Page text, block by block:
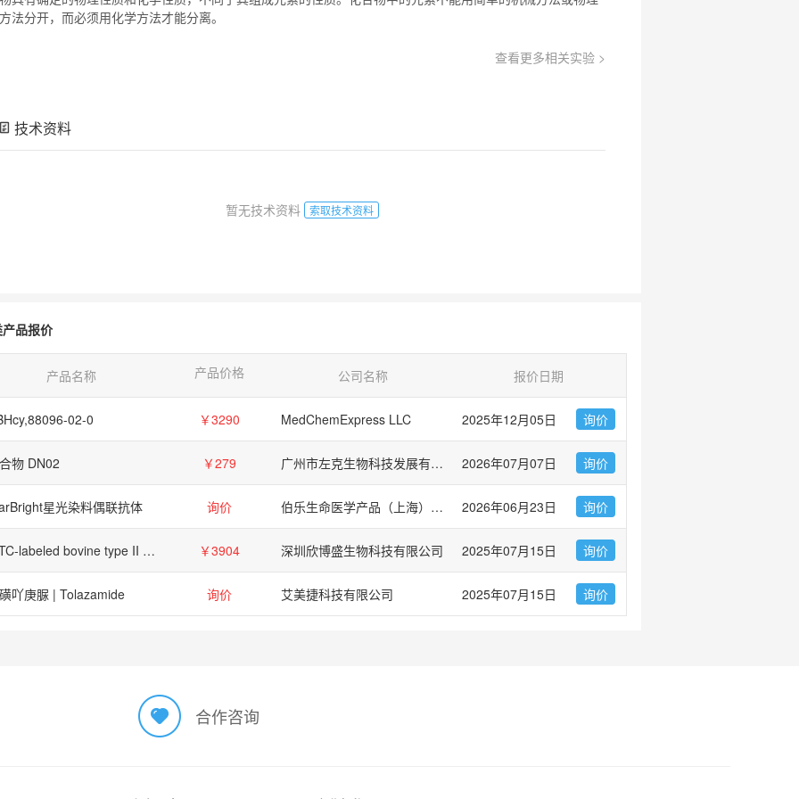
方法分开，而必须用化学方法才能分离。
查看更多相关实验 >
技术资料
暂无技术资料 索取技术资料
品报价
产品名称 产品价格 公司名称 报价日期
02-0 ￥3290 MedChemExpress LLC 2025年12月05日 询价
物 DN02 ￥279 广州市左克生物科技发展有限公司 2026年07月07日 询价
星光染料偶联抗体 询价 伯乐生命医学产品（上海）有限公司 Bio-Rad Laboratories 2026年06月23日 询价
FITC-labeled bovine type II collagen substrate, 10 mg ￥3904 深圳欣博盛生物科技有限公司 2025年07月15日 询价
吖庚脲 | Tolazamide 询价 艾美捷科技有限公司 2025年07月15日 询价
合作咨询